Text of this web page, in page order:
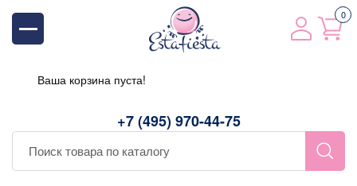
+7 (495) 970-44-75
0
Ваша корзина пуста!